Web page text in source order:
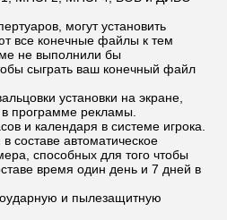
могут установить
все конечные файлы к тем
не выполнили бы
сыграть ваш конечный файл
установки на экране,
программе рекламы.
и календаря в системе игрока.
составе автоматическое
способных для того чтобы
время один день и 7 дней в
и пылезащитную